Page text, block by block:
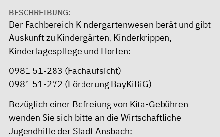
BESCHREIBUNG:
Der Fachbereich Kindergartenwesen berät und gibt
Auskunft zu Kindergärten, Kinderkrippen,
Kindertagespflege und Horten:
0981 51-283 (Fachaufsicht)
0981 51-272 (Förderung BayKiBiG)
Bezüglich einer Befreiung von Kita-Gebühren
wenden Sie sich bitte an die Wirtschaftliche
Jugendhilfe der Stadt Ansbach: